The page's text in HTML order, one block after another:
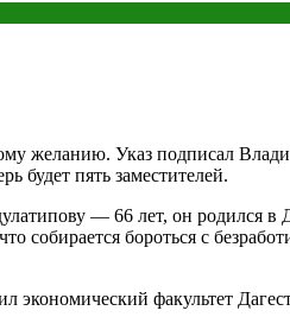
желанию. Указ подписал
будет пять заместителей.
— 66 лет, он родился в
собирается бороться с
факультет